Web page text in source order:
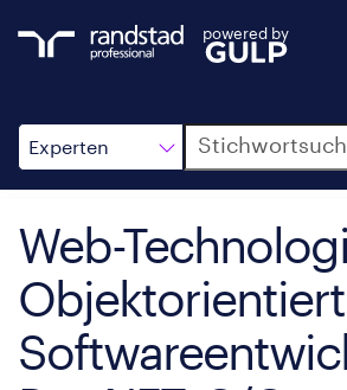
powered by
Experten
Suche
Web-